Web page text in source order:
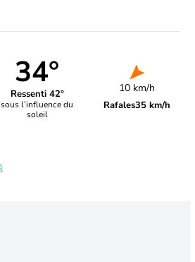
34°
Ressenti 42°
sous l’influence du
soleil
10 km/h
Rafales35 km/h